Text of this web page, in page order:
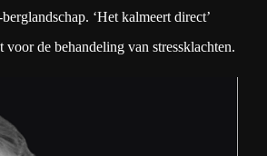
‘Het kalmeert direct’
de behandeling van stressklachten.